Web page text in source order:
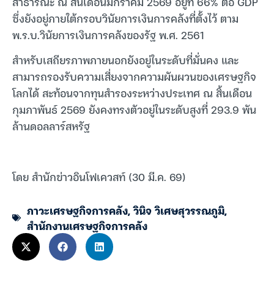
ซึ่งยังอยู่ภายใต้กรอบวินัยการเงินการคลังที่ตั้งไว้ ตาม
พ.ร.บ.วินัยการเงินการคลังของรัฐ พ.ศ. 2561
สำหรับเสถียรภาพภายนอกยังอยู่ในระดับที่มั่นคง และ
สามารถรองรับความเสี่ยงจากความผันผวนของเศรษฐกิจ
โลกได้ สะท้อนจากทุนสำรองระหว่างประเทศ ณ สิ้นเดือน
กุมภาพันธ์ 2569 ยังคงทรงตัวอยู่ในระดับสูงที่ 293.9 พัน
ล้านดอลลาร์สหรัฐ
โดย สำนักข่าวอินโฟเควสท์ (30 มี.ค. 69)
ภาวะเศรษฐกิจการคลัง,วินิจ วิเศษสุวรรณภูมิ,
สำนักงานเศรษฐกิจการคลัง